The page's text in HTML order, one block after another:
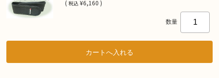
( 税込 ¥6,160 )
数量